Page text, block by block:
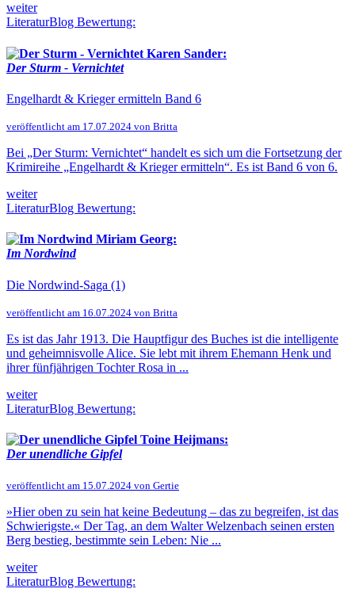
weiter
LiteraturBlog Bewertung:
Karen Sander:
Der Sturm - Vernichtet
Engelhardt & Krieger ermitteln Band 6
veröffentlicht am 17.07.2024 von Britta
Bei „Der Sturm: Vernichtet“ handelt es sich um die Fortsetzung der
Krimireihe „Engelhardt & Krieger ermitteln“. Es ist Band 6 von 6.
weiter
LiteraturBlog Bewertung:
Miriam Georg:
Im Nordwind
Die Nordwind-Saga (1)
veröffentlicht am 16.07.2024 von Britta
Es ist das Jahr 1913. Die Hauptfigur des Buches ist die intelligente
und geheimnisvolle Alice. Sie lebt mit ihrem Ehemann Henk und
ihrer fünfjährigen Tochter Rosa in ...
weiter
LiteraturBlog Bewertung:
Toine Heijmans:
Der unendliche Gipfel
veröffentlicht am 15.07.2024 von Gertie
»Hier oben zu sein hat keine Bedeutung – das zu begreifen, ist das
Schwierigste.« Der Tag, an dem Walter Welzenbach seinen ersten
Berg bestieg, bestimmte sein Leben: Nie ...
weiter
LiteraturBlog Bewertung: